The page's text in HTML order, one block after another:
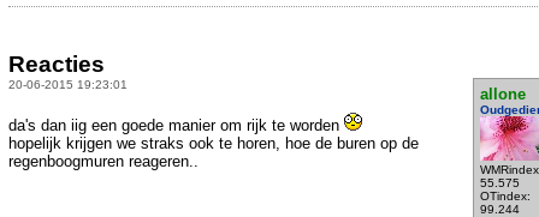
Reacties
20-06-2015 19:23:01
allone
55.575
OTindex:
99.244
da's dan iig een goede manier om rijk te worden
hopelijk krijgen we straks ook te horen, hoe de buren op de
regenboogmuren reageren..